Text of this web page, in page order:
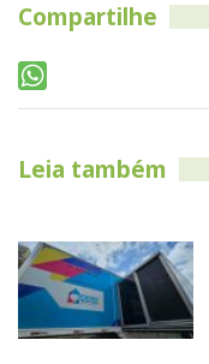
Compartilhe
Leia também